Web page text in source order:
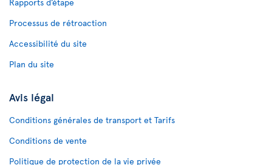
Processus de rétroaction
Accessibilité du site
Plan du site
Avis légal
Conditions générales de transport et Tarifs
Conditions de vente
Politique de protection de la vie privée